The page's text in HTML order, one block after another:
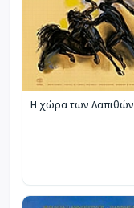
Η χώρα των Λαπιθών